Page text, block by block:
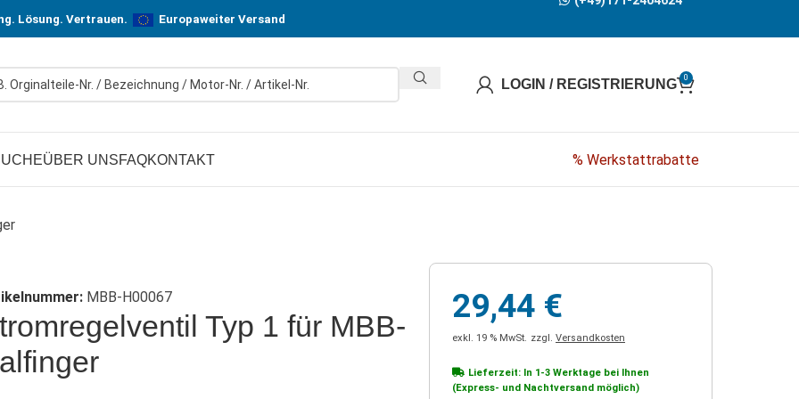
Lösung. Vertrauen. Europaweiter Versand
LOGIN / REGISTRIERUNG 0
ÜBER UNSFAQKONTAKT % Werkstattrabatte
MBB-H00067
Typ 1 für MBB-
29,44 €
exkl. 19 % MwSt. zzgl. Versandkosten
Lieferzeit: In 1-3 Werktage bei Ihnen
(Express- und Nachtversand möglich)
Hersteller-Qualität, aber zu günstigen Preisen.